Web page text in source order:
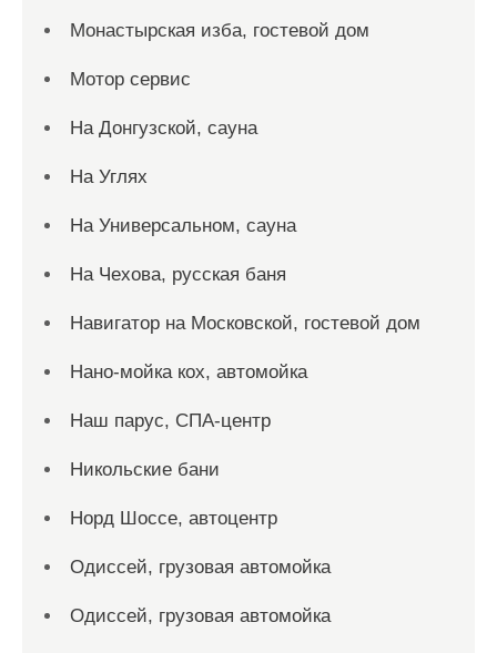
Монастырская изба, гостевой дом
Мотор сервис
На Донгузской, сауна
На Углях
На Универсальном, сауна
На Чехова, русская баня
Навигатор на Московской, гостевой дом
Нано-мойка кох, автомойка
Наш парус, СПА-центр
Никольские бани
Норд Шоссе, автоцентр
Одиссей, грузовая автомойка
Одиссей, грузовая автомойка